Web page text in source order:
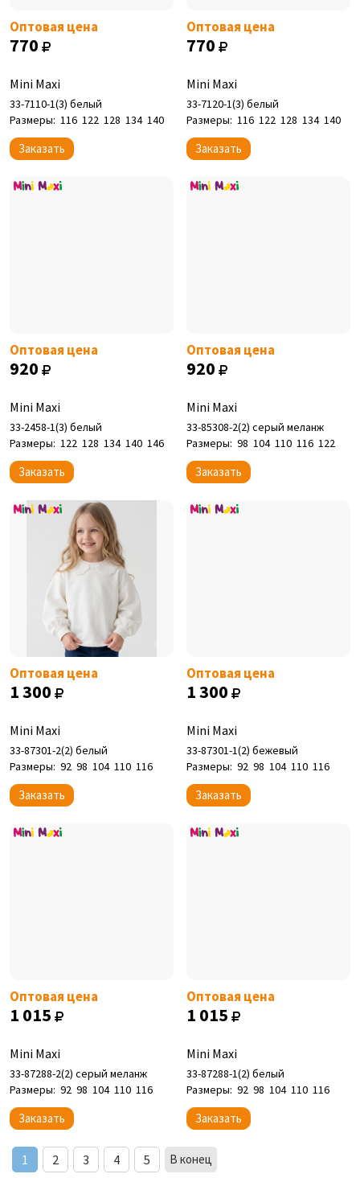
Оптовая цена
770
Mini Maxi
33-7110-1(3) белый
Размеры: 116 122 128 134 140
Заказать
Оптовая цена
770
Mini Maxi
33-7120-1(3) белый
Размеры: 116 122 128 134 140
Заказать
Оптовая цена
920
Mini Maxi
33-2458-1(3) белый
Размеры: 122 128 134 140 146
Заказать
Оптовая цена
920
Mini Maxi
33-85308-2(2) серый меланж
Размеры: 98 104 110 116 122
Заказать
Оптовая цена
1 300
Mini Maxi
33-87301-2(2) белый
Размеры: 92 98 104 110 116
Заказать
Оптовая цена
1 300
Mini Maxi
33-87301-1(2) бежевый
Размеры: 92 98 104 110 116
Заказать
Оптовая цена
1 015
Mini Maxi
33-87288-2(2) серый меланж
Размеры: 92 98 104 110 116
Заказать
Оптовая цена
1 015
Mini Maxi
33-87288-1(2) белый
Размеры: 92 98 104 110 116
Заказать
1 2 3 4 5 В конец